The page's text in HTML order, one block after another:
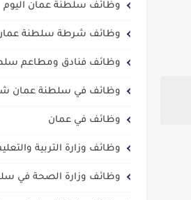
وظائف سلطنة عمان اليوم
وظائف شرطة سلطنة
وظائف فنادق ومطاعم
وظائف في سلطنة عمان
وظائف في عمان
وظائف وزارة التربية
وظائف وزارة الصحة في